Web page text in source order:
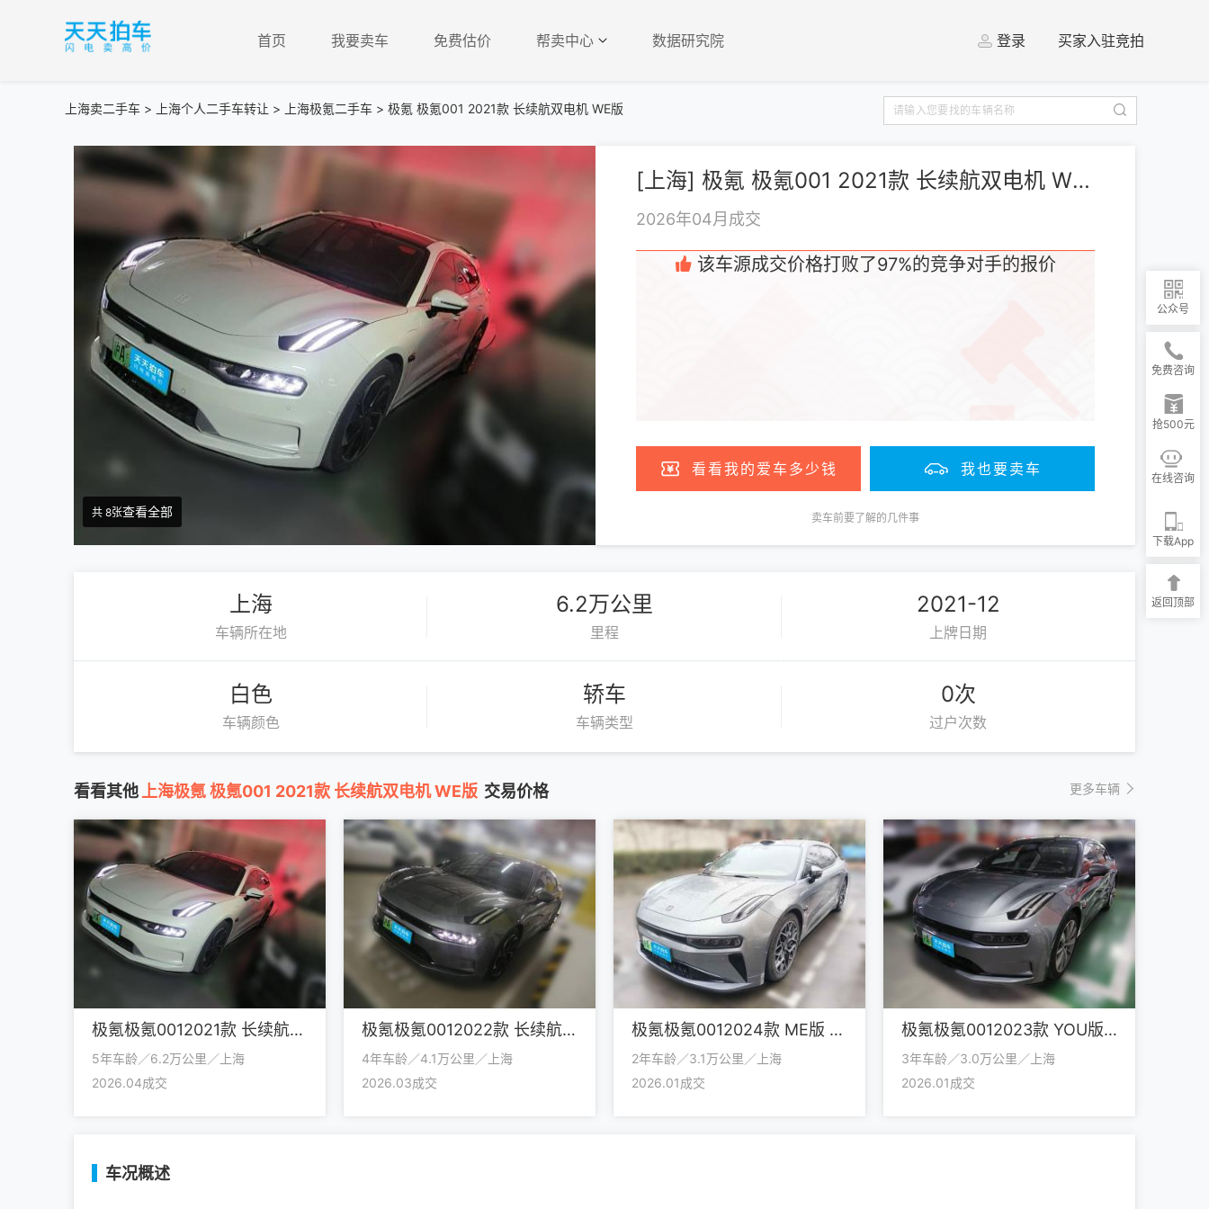
首页 我要卖车 免费估价 帮卖中心 数据研究院 登录 买家入驻竞拍
上海卖二手车 > 上海个人二手车转让 > 上海极氪二手车 > 极氪 极氪001 2021款 长续航双电机 WE版
共 8张查看全部
[上海] 极氪 极氪001 2021款 长续航双电机 WE版
2026年04月成交
该车源成交价格打败了97%的竞争对手的报价
看看我的爱车多少钱 我也要卖车
卖车前要了解的几件事
上海
车辆所在地
6.2万公里
里程
2021-12
上牌日期
白色
车辆颜色
轿车
车辆类型
0次
过户次数
看看其他 上海极氪 极氪001 2021款 长续航双电机 WE版 交易价格 更多车辆
极氪极氪0012021款 长续航双电机 WE版
5年车龄／6.2万公里／上海
2026.04成交
极氪极氪0012022款 长续航双电机 WE版
4年车龄／4.1万公里／上海
2026.03成交
极氪极氪0012024款 ME版 100kWh 四驱
2年车龄／3.1万公里／上海
2026.01成交
极氪极氪0012023款 YOU版 100kWh
3年车龄／3.0万公里／上海
2026.01成交
车况概述
公众号
免费咨询
抢500元
在线咨询
下载App
返回顶部